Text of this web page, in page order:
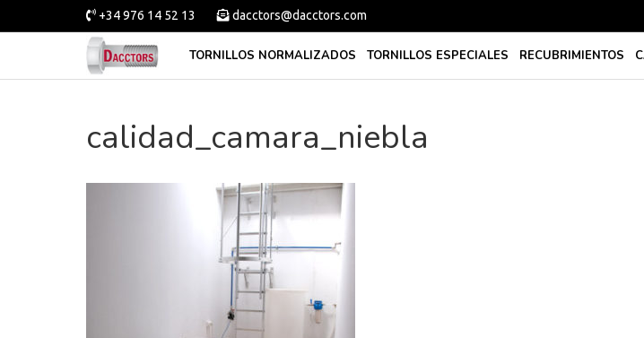
+34 976 14 52 13 dacctors@dacctors.com
TORNILLOS NORMALIZADOS TORNILLOS ESPECIALES RECUBRIMIENTOS
calidad_camara_niebla